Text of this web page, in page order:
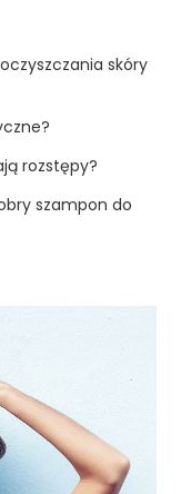
skóry
rozstępy?
szampon do